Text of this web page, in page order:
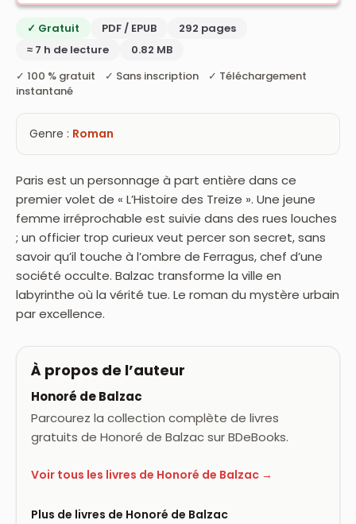
✓ Gratuit PDF / EPUB
292 pages
≈ 7 h de lecture
0.82 MB
✓ 100 % gratuit ✓ Sans inscription ✓ Téléchargement
instantané
Genre : Roman
Paris est un personnage à part entière dans ce
premier volet de « L’Histoire des Treize ». Une jeune
femme irréprochable est suivie dans des rues louches
; un officier trop curieux veut percer son secret, sans
savoir qu’il touche à l’ombre de Ferragus, chef d’une
société occulte. Balzac transforme la ville en
labyrinthe où la vérité tue. Le roman du mystère urbain
par excellence.
À propos de l’auteur
Honoré de Balzac
Parcourez la collection complète de livres
gratuits de Honoré de Balzac sur BDeBooks.
Voir tous les livres de Honoré de Balzac →
Plus de livres de Honoré de Balzac